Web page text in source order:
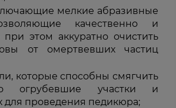
мелкие абразивные
качественно и
этом аккуратно очистить
от омертвевших частиц
которые способны смягчить
огрубевшие участки и
для проведения педикюра;